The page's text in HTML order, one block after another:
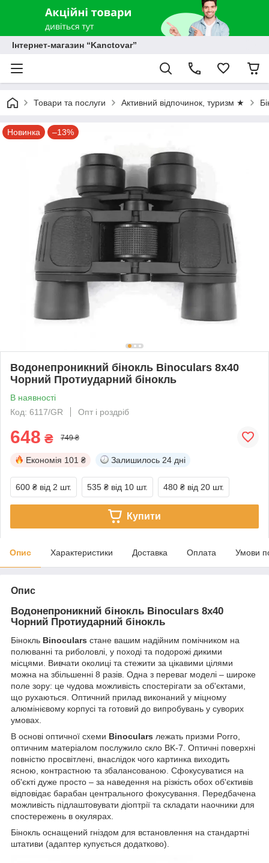
Інтернет-магазин “Kanctovar”
Товари та послуги Активний відпочинок, туризм ★
Новинка –13%
Водонепроникний бінокль Binoculars 8x40
Чорний Протиударний бінокль
В наявності
Код: 6117/GR
Опт і роздріб
648 ₴ 749 ₴
Економія 101 ₴ Залишилось 24 дні
600 ₴ від 2 шт. 535 ₴ від 10 шт. 480 ₴ від 20 шт.
Купити
Опис Характеристики Доставка Оплата Умови
Опис
Водонепроникний бінокль Binoculars 8x40
Чорний Протиударний бінокль
Бінокль Binoculars стане вашим надійним помічником на
полюванні та риболовлі, у поході та подорожі дикими
місцями. Вивчати околиці та стежити за цікавими цілями
можна на збільшенні 8 разів. Одна з переваг моделі – широке
поле зору: це чудова можливість спостерігати за об'єктами,
що рухаються. Оптичний прилад виконаний у міцному
алюмінієвому корпусі та готовий до випробувань у суворих
умовах.
В основі оптичної схеми Binoculars лежать призми Porro,
оптичним матеріалом послужило скло BK-7. Оптичні поверхні
повністю просвітлені, внаслідок чого картинка виходить
ясною, контрастною та збалансованою. Сфокусуватися на
об'єкті дуже просто – за наведення на різкість обох об'єктивів
відповідає барабан центрального фокусування. Передбачена
можливість підлаштовувати діоптрії та складати наочники для
спостережень в окулярах.
Бінокль оснащений гніздом для встановлення на стандартні
штативи (адаптер купується додатково).